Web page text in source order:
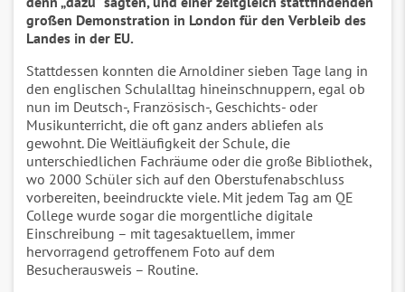
großen Demonstration in London für den Verbleib des
Landes in der EU.
Stattdessen konnten die Arnoldiner sieben Tage lang in
den englischen Schulalltag hineinschnuppern, egal ob
nun im Deutsch-, Französisch-, Geschichts- oder
Musikunterricht, die oft ganz anders abliefen als
gewohnt. Die Weitläufigkeit der Schule, die
unterschiedlichen Fachräume oder die große Bibliothek,
wo 2000 Schüler sich auf den Oberstufenabschluss
vorbereiten, beeindruckte viele. Mit jedem Tag am QE
College wurde sogar die morgentliche digitale
Einschreibung – mit tagesaktuellem, immer
hervorragend getroffenem Foto auf dem
Besucherausweis – Routine.